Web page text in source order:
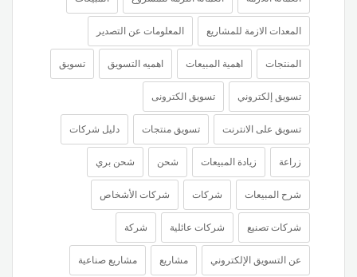
المعدات الازمة للمشاريع المعلومات عن التصدير
المنتجات اهمية المبيعات اهميه التسويق تسويق
تسويق إلكتروني تسويق الكترونى
تسويق على الانترنت تسويق منتجات دليل شركات
زراعة زيادة المبيعات شحن شحن بري
شرح المبيعات شركات شركات الأشخاص
شركات تصنيع شركات عائلية شركة
عن التسويق الإلكتروني مشاريع مشاريع صناعية